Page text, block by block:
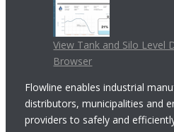
View Tank and Silo Level
Browser
Flowline enables industrial
distributors, municipalities and
providers to safely and